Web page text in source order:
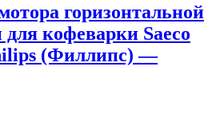
горизонтальной
кофеварки Saeco
(Филлипс) —